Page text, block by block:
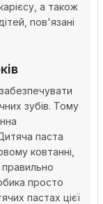
а також
пов'язані
зубів. Тому
паста
ковтанні,
правильно
просто
пастах цієї